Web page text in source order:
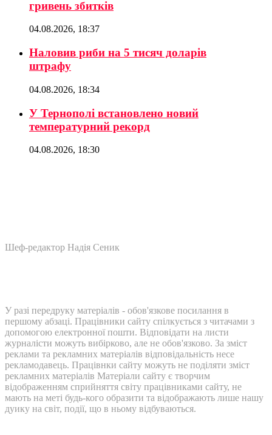
гривень збитків
04.08.2026, 18:37
Наловив риби на 5 тисяч доларів
штрафу
04.08.2026, 18:34
У Тернополі встановлено новий
температурний рекорд
04.08.2026, 18:30
Шеф-редактор Надія Сеник
У разі передруку матеріалів - обов'язкове посилання в
першому абзаці. Працівники сайту спілкується з читачами з
допомогою електронної пошти. Відповідати на листи
журналісти можуть вибірково, але не обов'язково. За зміст
реклами та рекламних матеріалів відповідальність несе
рекламодавець. Працівнки сайту можуть не поділяти зміст
рекламних матеріалів Матеріали сайту є творчим
відображенням сприйняття світу працівниками сайту, не
мають на меті будь-кого образити та відображають лише нашу
дуику на світ, події, що в ньому відбуваються.